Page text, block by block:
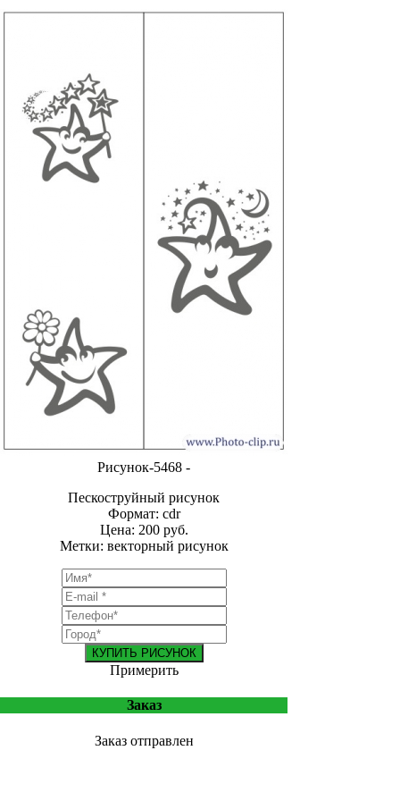
Рисунок-5468 -
Пескоструйный рисунок
Формат: cdr
Цена: 200 руб.
Метки: векторный рисунок
КУПИТЬ РИСУНОК
Примерить
Заказ
Заказ отправлен